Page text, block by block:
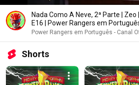
Nada Como A Neve, 2ª Parte | Zeo
E16 | Power Rangers em
Power Rangers em Português - Canal
Shorts